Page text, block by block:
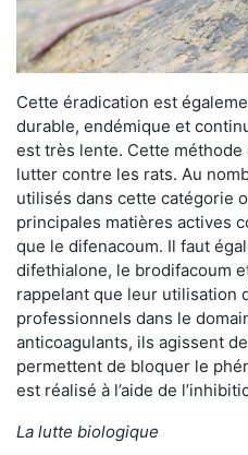
Cette éradication est
durable, endémique et
est très lente. Cette
lutter contre les rats. Au
utilisés dans cette catégorie
principales matières actives
que le difenacoum. Il faut
difethialone, le brodifacoum
rappelant que leur utilisation
professionnels dans le
anticoagulants, ils agissent
permettent de bloquer le
est réalisé à l’aide de
La lutte biologique